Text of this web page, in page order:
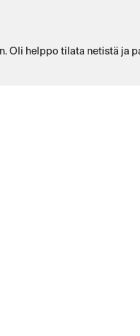
Oli helppo tilata netistä ja